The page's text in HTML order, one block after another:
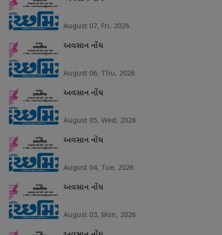
August 07, Fri, 2026
અવસાન નોંધ
August 06, Thu, 2026
અવસાન નોંધ
August 05, Wed, 2026
અવસાન નોંધ
August 04, Tue, 2026
અવસાન નોંધ
August 03, Mon, 2026